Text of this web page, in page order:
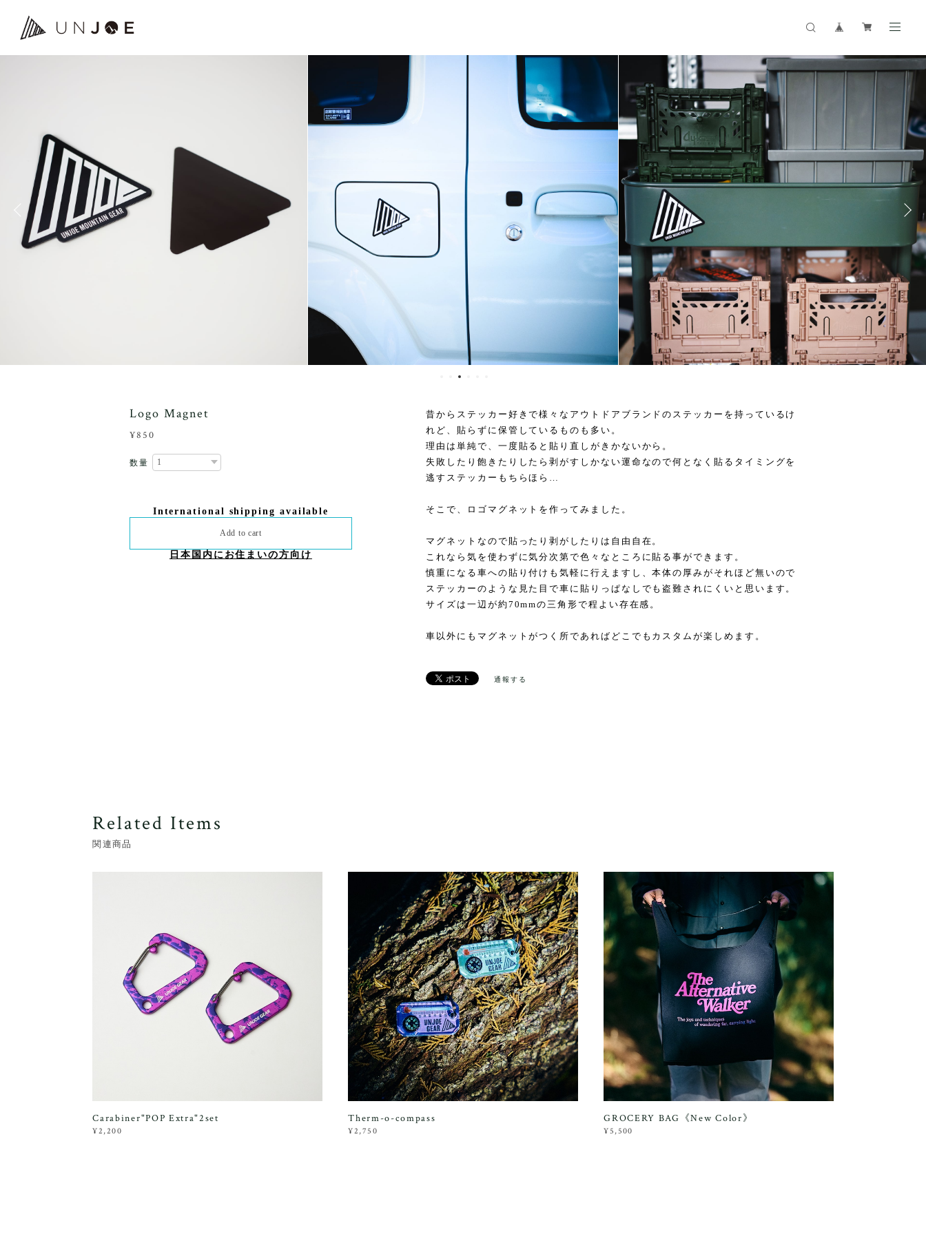
Logo Magnet
¥850
数量
International shipping available
Add to cart
日本国内にお住まいの方向け
昔からステッカー好きで様々なアウトドアブランドのステッカーを持っているけ
れど、貼らずに保管しているものも多い。
理由は単純で、一度貼ると貼り直しがきかないから。
失敗したり飽きたりしたら剥がすしかない運命なので何となく貼るタイミングを
逃すステッカーもちらほら…
そこで、ロゴマグネットを作ってみました。
マグネットなので貼ったり剥がしたりは自由自在。
これなら気を使わずに気分次第で色々なところに貼る事ができます。
慎重になる車への貼り付けも気軽に行えますし、本体の厚みがそれほど無いので
ステッカーのような見た目で車に貼りっぱなしでも盗難されにくいと思います。
サイズは一辺が約70mmの三角形で程よい存在感。
車以外にもマグネットがつく所であればどこでもカスタムが楽しめます。
通報する
Related Items
関連商品
Carabiner"POP Extra"2set
¥2,200
Therm-o-compass
¥2,750
GROCERY BAG《New Color》
¥5,500